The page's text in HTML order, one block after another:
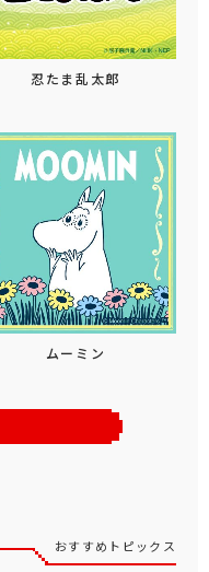
忍たま乱太郎
ムーミン
おすすめトピックス